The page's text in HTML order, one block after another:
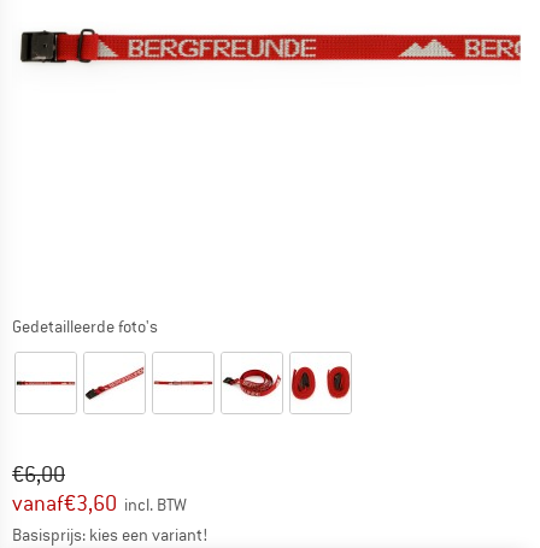
Gedetailleerde foto's
Oorspronkelijke prijs :
€6,00
Prijs:
vanaf€3,60 incl. BTW
Basisprijs: kies een variant!